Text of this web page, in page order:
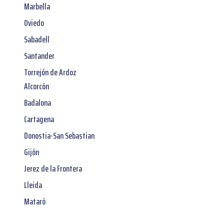
Marbella
Oviedo
Sabadell
Santander
Torrejón de Ardoz
Alcorcón
Badalona
Cartagena
Donostia-San Sebastian
Gijón
Jerez de la Frontera
Lleida
Mataró